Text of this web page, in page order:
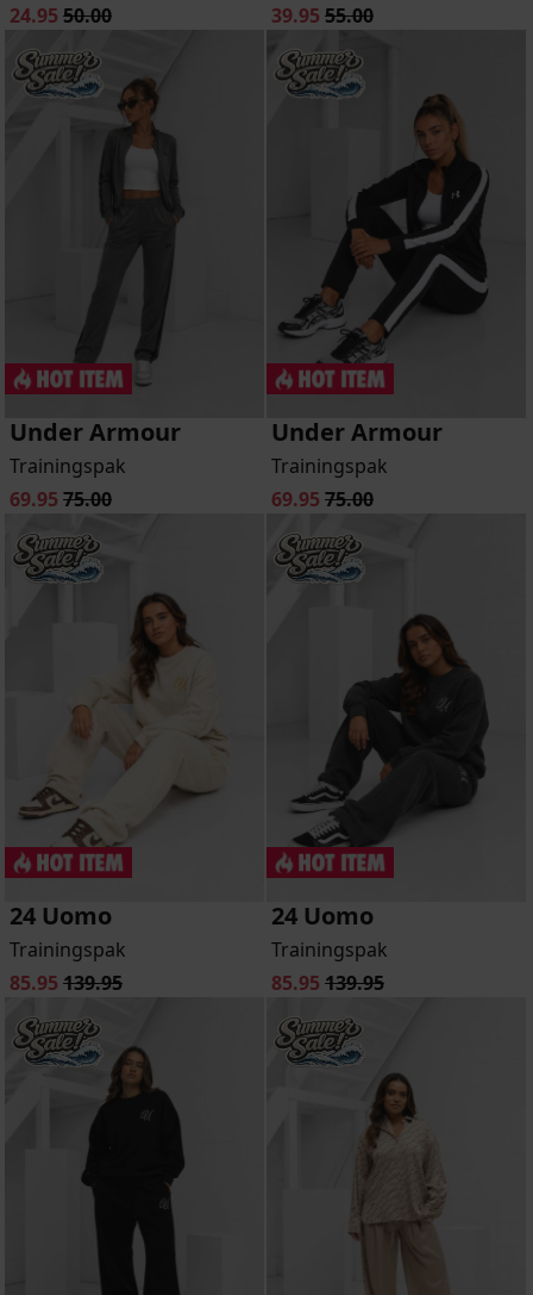
24.95 50.00
39.95 55.00
Under Armour
Trainingspak
69.95 75.00
Under Armour
Trainingspak
69.95 75.00
24 Uomo
Trainingspak
85.95 139.95
24 Uomo
Trainingspak
85.95 139.95